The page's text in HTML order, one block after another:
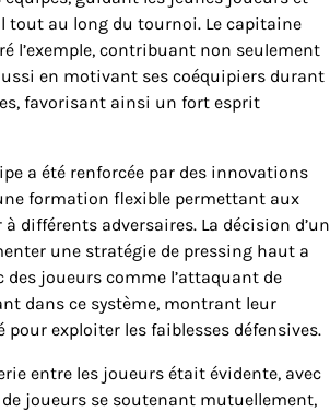
tout au long du tournoi. Le capitaine
l’exemple, contribuant non seulement
en motivant ses coéquipiers durant
favorisant ainsi un fort esprit
a été renforcée par des innovations
formation flexible permettant aux
à différents adversaires. La décision d’un
une stratégie de pressing haut a
des joueurs comme l’attaquant de
dans ce système, montrant leur
exploiter les faiblesses défensives.
entre les joueurs était évidente, avec
joueurs se soutenant mutuellement,